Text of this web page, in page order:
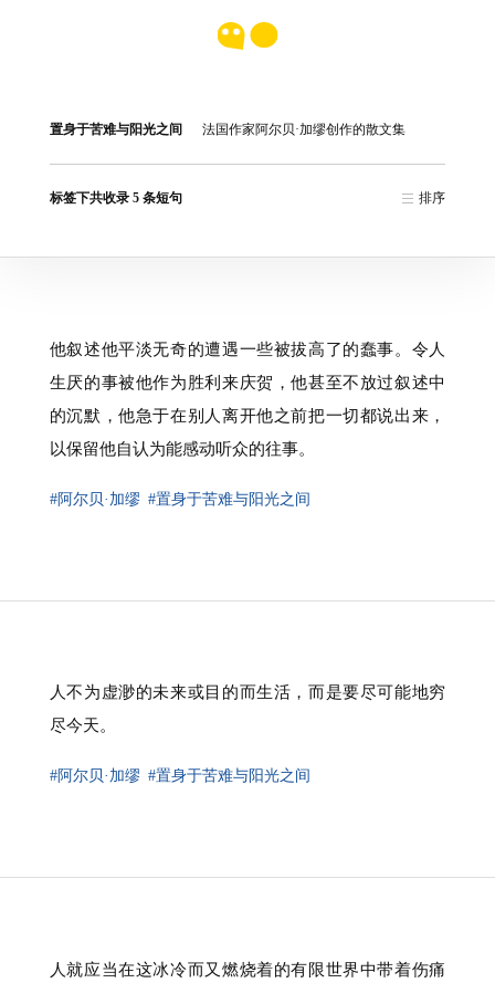
置身于苦难与阳光之间 法国作家阿尔贝·加缪创作的散文集
标签下共收录 5 条短句 排序
他叙述他平淡无奇的遭遇一些被拔高了的蠢事。令人
生厌的事被他作为胜利来庆贺，他甚至不放过叙述中
的沉默，他急于在别人离开他之前把一切都说出来，
以保留他自认为能感动听众的往事。
#阿尔贝·加缪 #置身于苦难与阳光之间
人不为虚渺的未来或目的而生活，而是要尽可能地穷
尽今天。
#阿尔贝·加缪 #置身于苦难与阳光之间
人就应当在这冰冷而又燃烧着的有限世界中带着伤痛